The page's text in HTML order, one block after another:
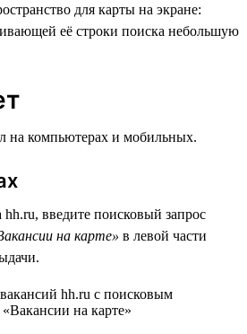
для карты на экране:
её строки поиска небольшую
на компьютерах и мобильных.
введите поисковый запрос
на карте» в левой части